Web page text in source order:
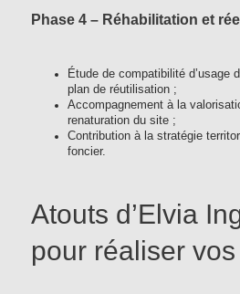
Phase 4 – Réhabilitation et
Étude de compatibilité d’usage
plan de réutilisation ;
Accompagnement à la
renaturation du site ;
Contribution à la stratégie
foncier.
Atouts d’Elvia
pour réaliser